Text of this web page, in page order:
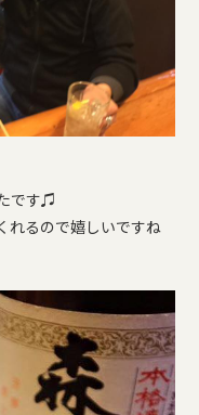
です♫
れるので嬉しいですね